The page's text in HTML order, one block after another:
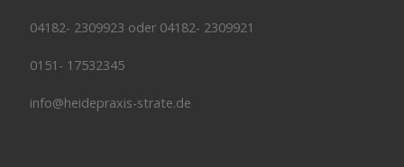
04182- 2309923 oder 04182- 2309921
0151- 17532345
info@heidepraxis-strate.de